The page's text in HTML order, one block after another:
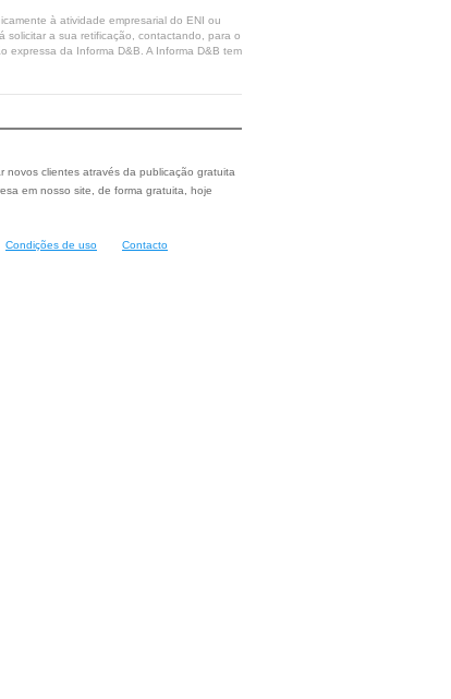
à atividade empresarial do ENI ou
solicitar a sua retificação, contactando, para o
expressa da Informa D&B. A Informa D&B tem
novos clientes através da publicação gratuita
em nosso site, de forma gratuita, hoje
Condições de uso Contacto